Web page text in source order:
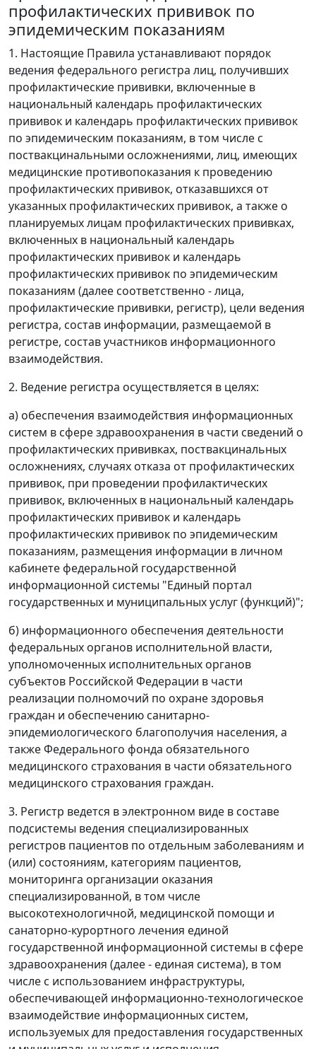
профилактических прививок по
эпидемическим показаниям
1. Настоящие Правила устанавливают порядок
ведения федерального регистра лиц, получивших
профилактические прививки, включенные в
национальный календарь профилактических
прививок и календарь профилактических прививок
по эпидемическим показаниям, в том числе с
поствакцинальными осложнениями, лиц, имеющих
медицинские противопоказания к проведению
профилактических прививок, отказавшихся от
указанных профилактических прививок, а также о
планируемых лицам профилактических прививках,
включенных в национальный календарь
профилактических прививок и календарь
профилактических прививок по эпидемическим
показаниям (далее соответственно - лица,
профилактические прививки, регистр), цели ведения
регистра, состав информации, размещаемой в
регистре, состав участников информационного
взаимодействия.
2. Ведение регистра осуществляется в целях:
а) обеспечения взаимодействия информационных
систем в сфере здравоохранения в части сведений о
профилактических прививках, поствакцинальных
осложнениях, случаях отказа от профилактических
прививок, при проведении профилактических
прививок, включенных в национальный календарь
профилактических прививок и календарь
профилактических прививок по эпидемическим
показаниям, размещения информации в личном
кабинете федеральной государственной
информационной системы "Единый портал
государственных и муниципальных услуг (функций)";
б) информационного обеспечения деятельности
федеральных органов исполнительной власти,
уполномоченных исполнительных органов
субъектов Российской Федерации в части
реализации полномочий по охране здоровья
граждан и обеспечению санитарно-
эпидемиологического благополучия населения, а
также Федерального фонда обязательного
медицинского страхования в части обязательного
медицинского страхования граждан.
3. Регистр ведется в электронном виде в составе
подсистемы ведения специализированных
регистров пациентов по отдельным заболеваниям и
(или) состояниям, категориям пациентов,
мониторинга организации оказания
специализированной, в том числе
высокотехнологичной, медицинской помощи и
санаторно-курортного лечения единой
государственной информационной системы в сфере
здравоохранения (далее - единая система), в том
числе с использованием инфраструктуры,
обеспечивающей информационно-технологическое
взаимодействие информационных систем,
используемых для предоставления государственных